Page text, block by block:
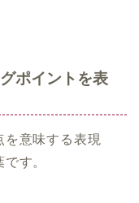
ポイントを表
を意味する表現
す。